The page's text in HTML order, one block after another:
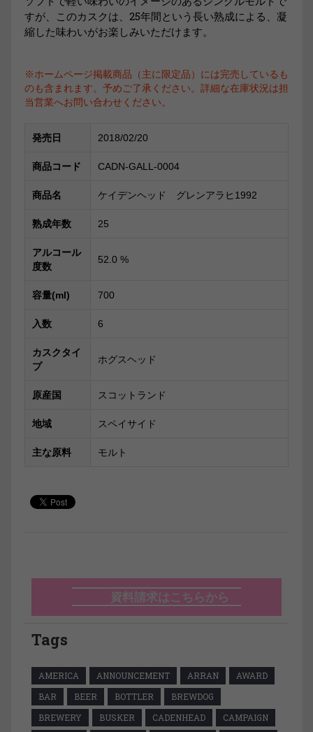
すが、このカスクは、25年間という長い熟成による、凝
縮した味わいがお楽しみいただけます。
※ホームページ掲載商品（主に限定品）には完売しているも
のも含まれます。予めご了承ください。詳細な在庫状況は担
当営業へお問い合わせください。
発売日 2018/02/20
商品コード CADN-GALL-0004
商品名 ケイデンヘッド グレンアラヒ1992
熟成年数 25
アルコール
度数
52.0 %
容量(ml) 700
入数 6
カスクタイ
プ
ホグスヘッド
原産国 スコットランド
地域 スペイサイド
主な原料 モルト
資料請求はこちらから
Tags
AMERICA ANNOUNCEMENT ARRAN
AWARD
BAR
BEER BOTTLER
BREWDOG
BREWERY
BUSKER CADENHEAD
CAMPAIGN